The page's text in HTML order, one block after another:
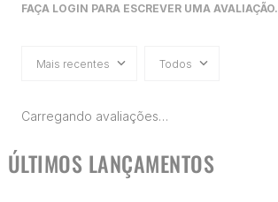
FAÇA LOGIN PARA ESCREVER UMA AVALIAÇÃO.
Mais recentes Todos
Carregando avaliações…
ÚLTIMOS LANÇAMENTOS